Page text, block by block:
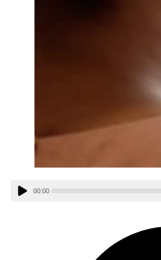
00:00